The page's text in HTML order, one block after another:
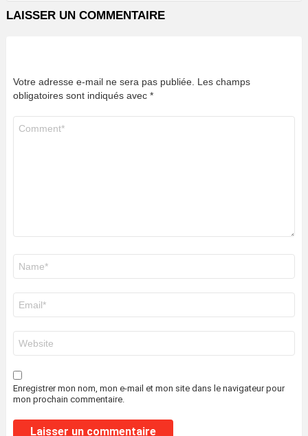
LAISSER UN COMMENTAIRE
Votre adresse e-mail ne sera pas publiée. Les champs
obligatoires sont indiqués avec *
mail
*
web
Enregistrer mon nom, mon e-mail et mon site dans le navigateur pour
mon prochain commentaire.